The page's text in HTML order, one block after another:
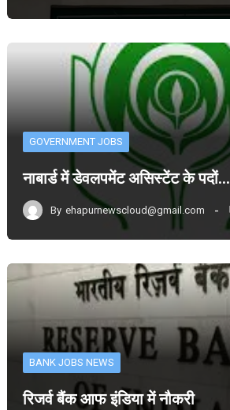
GOVERNMENT JOBS
नाबार्ड में डेवलपमेंट असिस्टेंट के पदों…
By ehapurnewscloud@gmail.com
BANK JOBS NEWS
रिजर्व बैंक आफ इंडिया में नौकरी